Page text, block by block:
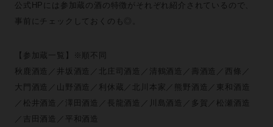
公式HPには参加蔵の酒の特徴がそれぞれ紹介されているので、
事前にチェックしておくのも◎。
【参加蔵一覧】※順不同
秋鹿酒造／井坂酒造／北庄司酒造／清鶴酒造／壽酒造／西條／
大門酒造／山野酒造／利休蔵／北川本家／熊野酒造／東和酒造
／松井酒造／澤田酒造／長龍酒造／川島酒造／多賀／松瀬酒造
／吉田酒造／平和酒造